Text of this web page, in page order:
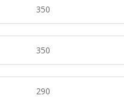
350
350
290